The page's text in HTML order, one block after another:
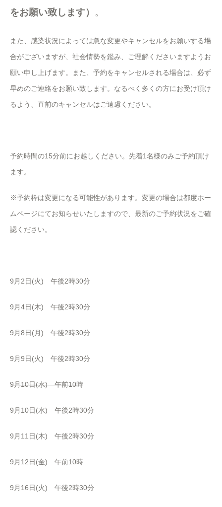
をお願い致します） 。
また、感染状況によっては急な変更やキャンセルをお願いする場
合がございますが、社会情勢を鑑み、ご理解くださいますようお
願い申し上げます。また、予約をキャンセルされる場合は、必ず
早めのご連絡をお願い致します。なるべく多くの方にお受け頂け
るよう、直前のキャンセルはご遠慮ください。
予約時間の15分前にお越しください。先着1名様のみご予約頂け
ます。
※予約枠は変更になる可能性があります。変更の場合は都度ホー
ムページにてお知らせいたしますので、最新のご予約状況をご確
認ください。
9月2日(火) 午後2時30分
9月4日(木) 午後2時30分
9月8日(月) 午後2時30分
9月9日(火) 午後2時30分
9月10日(水) 午前10時
9月10日(水) 午後2時30分
9月11日(木) 午後2時30分
9月12日(金) 午前10時
9月16日(火) 午後2時30分